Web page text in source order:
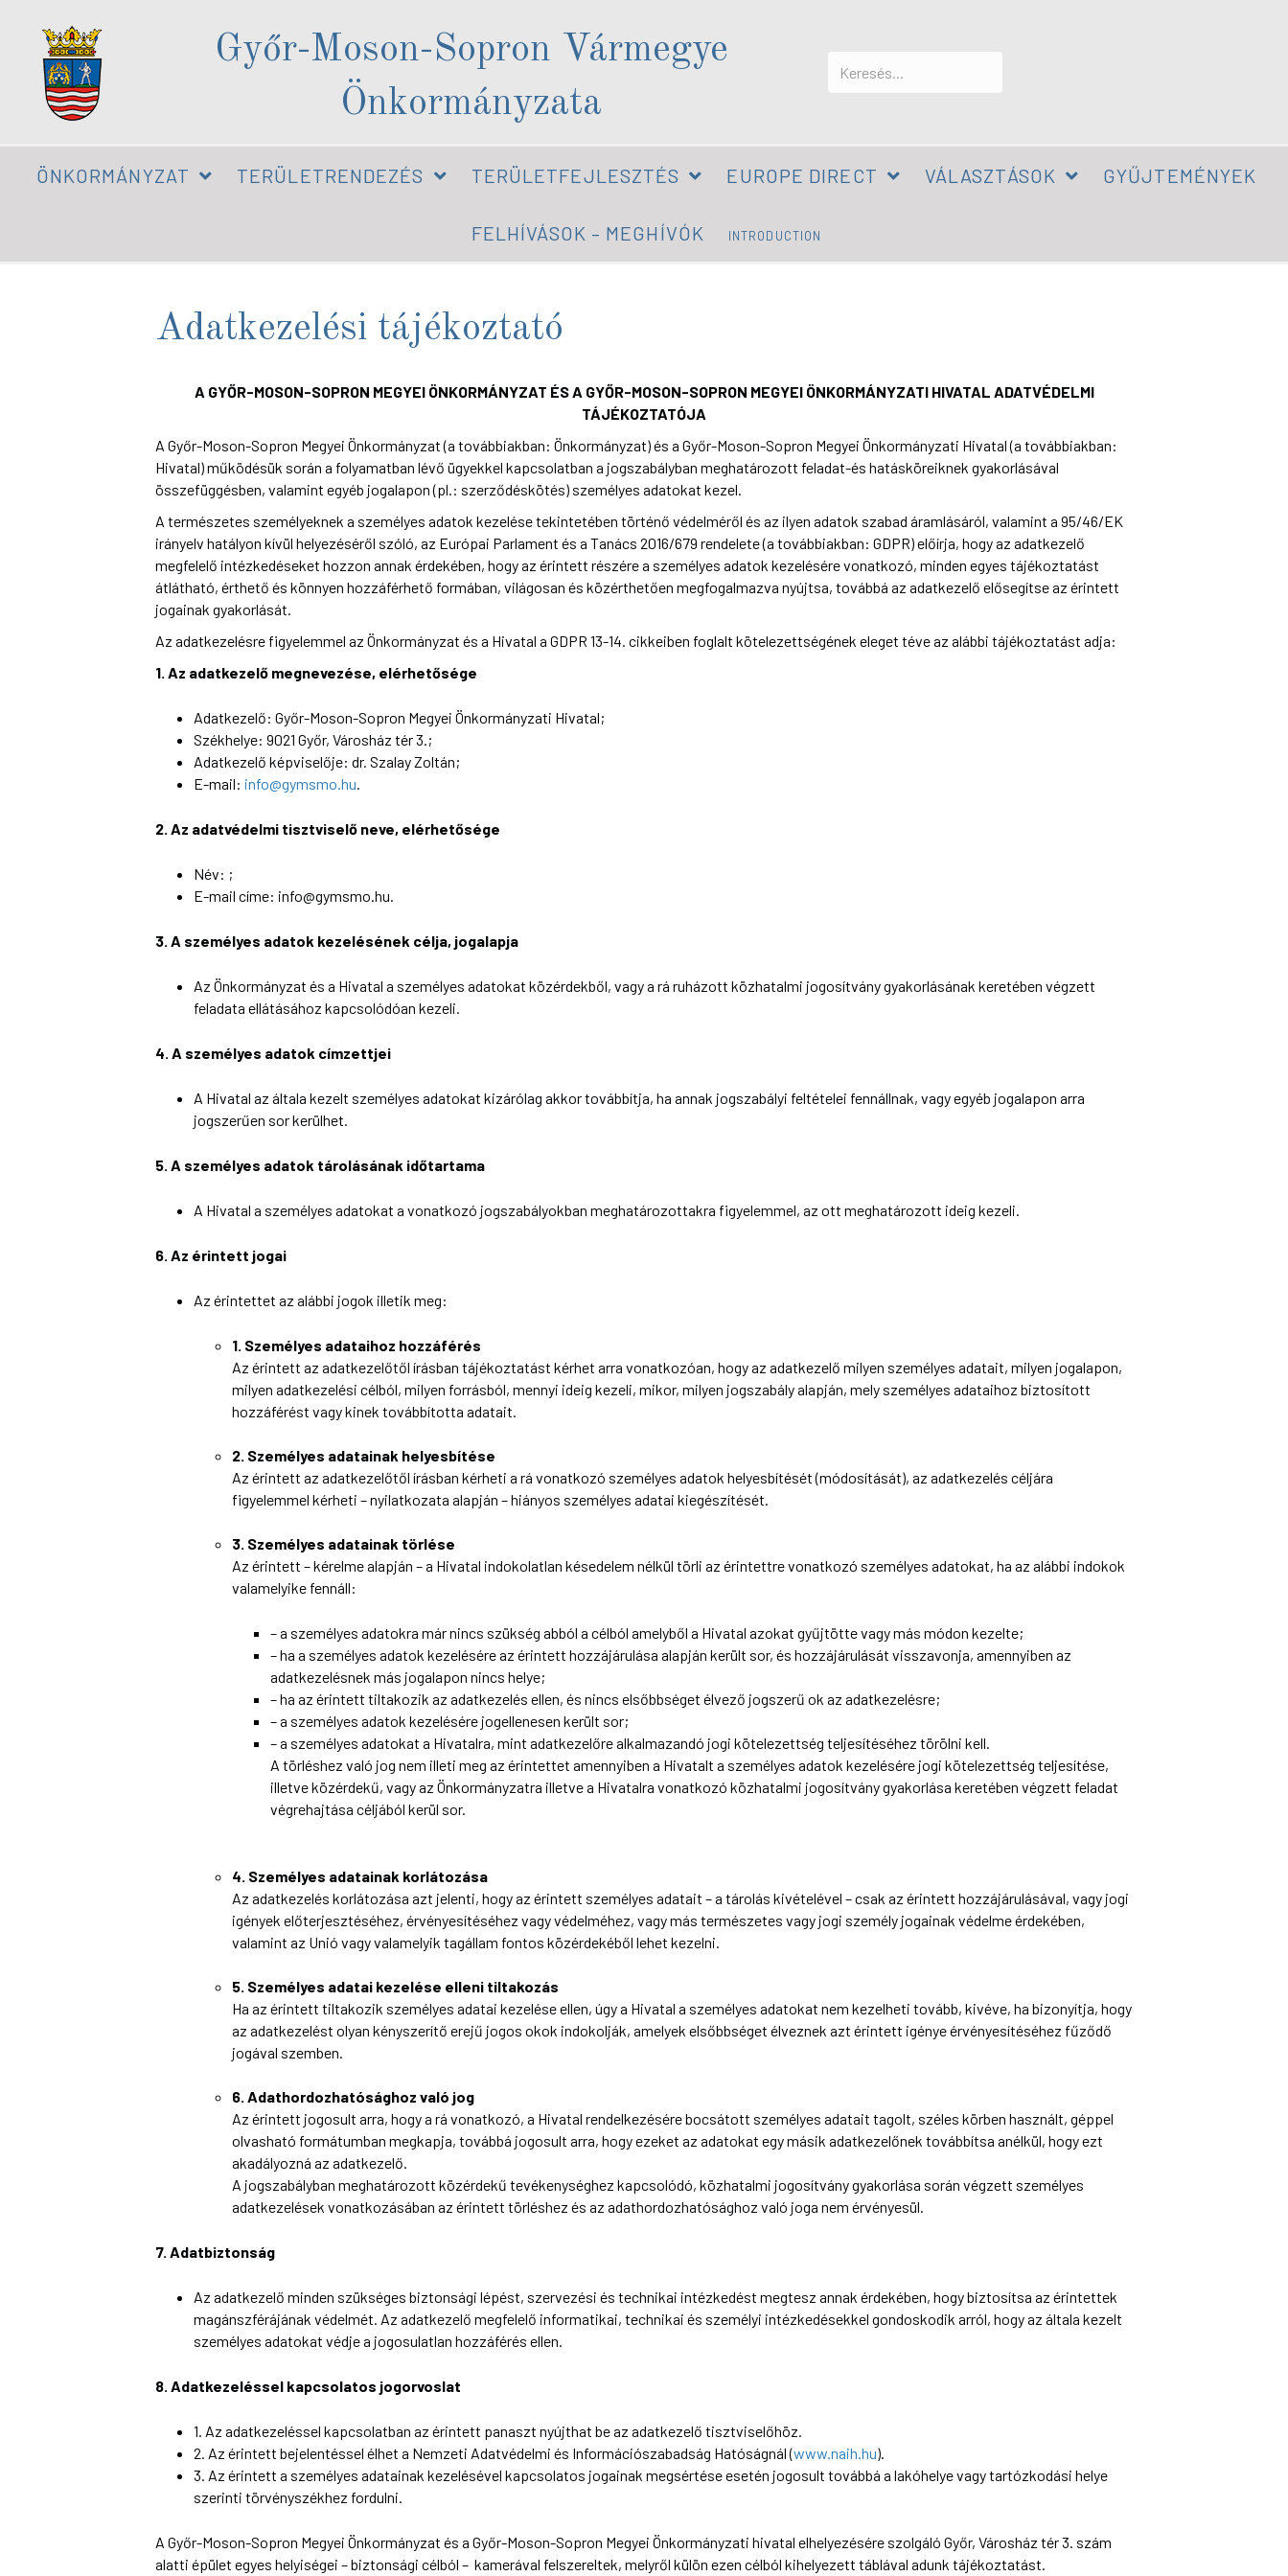
Győr-Moson-Sopron Vármegye
Önkormányzata
ÖNKORMÁNYZAT TERÜLETRENDEZÉS TERÜLETFEJLESZTÉS EUROPE DIRECT VÁLASZTÁSOK GYŰJTEMÉNYEK
FELHÍVÁSOK – MEGHÍVÓK INTRODUCTION
Adatkezelési tájékoztató
A GYŐR-MOSON-SOPRON MEGYEI ÖNKORMÁNYZAT ÉS A GYŐR-MOSON-SOPRON MEGYEI ÖNKORMÁNYZATI HIVATAL ADATVÉDELMI
TÁJÉKOZTATÓJA
A Győr-Moson-Sopron Megyei Önkormányzat (a továbbiakban: Önkormányzat) és a Győr-Moson-Sopron Megyei Önkormányzati Hivatal (a továbbiakban:
Hivatal) működésük során a folyamatban lévő ügyekkel kapcsolatban a jogszabályban meghatározott feladat-és hatásköreiknek gyakorlásával
összefüggésben, valamint egyéb jogalapon (pl.: szerződéskötés) személyes adatokat kezel.
A természetes személyeknek a személyes adatok kezelése tekintetében történő védelméről és az ilyen adatok szabad áramlásáról, valamint a 95/46/EK
irányelv hatályon kívül helyezéséről szóló, az Európai Parlament és a Tanács 2016/679 rendelete (a továbbiakban: GDPR) előírja, hogy az adatkezelő
megfelelő intézkedéseket hozzon annak érdekében, hogy az érintett részére a személyes adatok kezelésére vonatkozó, minden egyes tájékoztatást
átlátható, érthető és könnyen hozzáférhető formában, világosan és közérthetően megfogalmazva nyújtsa, továbbá az adatkezelő elősegítse az érintett
jogainak gyakorlását.
Az adatkezelésre figyelemmel az Önkormányzat és a Hivatal a GDPR 13-14. cikkeiben foglalt kötelezettségének eleget téve az alábbi tájékoztatást adja:
1. Az adatkezelő megnevezése, elérhetősége
Adatkezelő: Győr-Moson-Sopron Megyei Önkormányzati Hivatal;
Székhelye: 9021 Győr, Városház tér 3.;
Adatkezelő képviselője: dr. Szalay Zoltán;
E-mail: info@gymsmo.hu.
2. Az adatvédelmi tisztviselő neve, elérhetősége
Név: ;
E-mail címe: info@gymsmo.hu.
3. A személyes adatok kezelésének célja, jogalapja
Az Önkormányzat és a Hivatal a személyes adatokat közérdekből, vagy a rá ruházott közhatalmi jogosítvány gyakorlásának keretében végzett
feladata ellátásához kapcsolódóan kezeli.
4. A személyes adatok címzettjei
A Hivatal az általa kezelt személyes adatokat kizárólag akkor továbbítja, ha annak jogszabályi feltételei fennállnak, vagy egyéb jogalapon arra
jogszerűen sor kerülhet.
5. A személyes adatok tárolásának időtartama
A Hivatal a személyes adatokat a vonatkozó jogszabályokban meghatározottakra figyelemmel, az ott meghatározott ideig kezeli.
6. Az érintett jogai
Az érintettet az alábbi jogok illetik meg:
1. Személyes adataihoz hozzáférés
Az érintett az adatkezelőtől írásban tájékoztatást kérhet arra vonatkozóan, hogy az adatkezelő milyen személyes adatait, milyen jogalapon,
milyen adatkezelési célból, milyen forrásból, mennyi ideig kezeli, mikor, milyen jogszabály alapján, mely személyes adataihoz biztosított
hozzáférést vagy kinek továbbította adatait.
2. Személyes adatainak helyesbítése
Az érintett az adatkezelőtől írásban kérheti a rá vonatkozó személyes adatok helyesbítését (módosítását), az adatkezelés céljára
figyelemmel kérheti – nyilatkozata alapján – hiányos személyes adatai kiegészítését.
3. Személyes adatainak törlése
Az érintett – kérelme alapján – a Hivatal indokolatlan késedelem nélkül törli az érintettre vonatkozó személyes adatokat, ha az alábbi indokok
valamelyike fennáll:
– a személyes adatokra már nincs szükség abból a célból amelyből a Hivatal azokat gyűjtötte vagy más módon kezelte;
– ha a személyes adatok kezelésére az érintett hozzájárulása alapján került sor, és hozzájárulását visszavonja, amennyiben az
adatkezelésnek más jogalapon nincs helye;
– ha az érintett tiltakozik az adatkezelés ellen, és nincs elsőbbséget élvező jogszerű ok az adatkezelésre;
– a személyes adatok kezelésére jogellenesen került sor;
– a személyes adatokat a Hivatalra, mint adatkezelőre alkalmazandó jogi kötelezettség teljesítéséhez törölni kell.
A törléshez való jog nem illeti meg az érintettet amennyiben a Hivatalt a személyes adatok kezelésére jogi kötelezettség teljesítése,
illetve közérdekű, vagy az Önkormányzatra illetve a Hivatalra vonatkozó közhatalmi jogosítvány gyakorlása keretében végzett feladat
végrehajtása céljából kerül sor.
4. Személyes adatainak korlátozása
Az adatkezelés korlátozása azt jelenti, hogy az érintett személyes adatait – a tárolás kivételével – csak az érintett hozzájárulásával, vagy jogi
igények előterjesztéséhez, érvényesítéséhez vagy védelméhez, vagy más természetes vagy jogi személy jogainak védelme érdekében,
valamint az Unió vagy valamelyik tagállam fontos közérdekéből lehet kezelni.
5. Személyes adatai kezelése elleni tiltakozás
Ha az érintett tiltakozik személyes adatai kezelése ellen, úgy a Hivatal a személyes adatokat nem kezelheti tovább, kivéve, ha bizonyítja, hogy
az adatkezelést olyan kényszerítő erejű jogos okok indokolják, amelyek elsőbbséget élveznek azt érintett igénye érvényesítéséhez fűződő
jogával szemben.
6. Adathordozhatósághoz való jog
Az érintett jogosult arra, hogy a rá vonatkozó, a Hivatal rendelkezésére bocsátott személyes adatait tagolt, széles körben használt, géppel
olvasható formátumban megkapja, továbbá jogosult arra, hogy ezeket az adatokat egy másik adatkezelőnek továbbítsa anélkül, hogy ezt
akadályozná az adatkezelő.
A jogszabályban meghatározott közérdekű tevékenységhez kapcsolódó, közhatalmi jogosítvány gyakorlása során végzett személyes
adatkezelések vonatkozásában az érintett törléshez és az adathordozhatósághoz való joga nem érvényesül.
7. Adatbiztonság
Az adatkezelő minden szükséges biztonsági lépést, szervezési és technikai intézkedést megtesz annak érdekében, hogy biztosítsa az érintettek
magánszférájának védelmét. Az adatkezelő megfelelő informatikai, technikai és személyi intézkedésekkel gondoskodik arról, hogy az általa kezelt
személyes adatokat védje a jogosulatlan hozzáférés ellen.
8. Adatkezeléssel kapcsolatos jogorvoslat
1. Az adatkezeléssel kapcsolatban az érintett panaszt nyújthat be az adatkezelő tisztviselőhöz.
2. Az érintett bejelentéssel élhet a Nemzeti Adatvédelmi és Információszabadság Hatóságnál (www.naih.hu).
3. Az érintett a személyes adatainak kezelésével kapcsolatos jogainak megsértése esetén jogosult továbbá a lakóhelye vagy tartózkodási helye
szerinti törvényszékhez fordulni.
A Győr-Moson-Sopron Megyei Önkormányzat és a Győr-Moson-Sopron Megyei Önkormányzati hivatal elhelyezésére szolgáló Győr, Városház tér 3. szám
alatti épület egyes helyiségei – biztonsági célból – kamerával felszereltek, melyről külön ezen célból kihelyezett táblával adunk tájékoztatást.